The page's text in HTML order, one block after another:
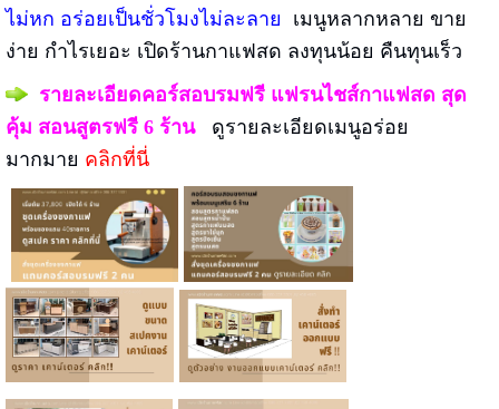
ไม่หก อร่อยเป็นชั่วโมงไม่ละลาย เมนูหลากหลาย ขาย
ง่าย กำไรเยอะ เปิดร้านกาแฟสด ลงทุนน้อย คืนทุนเร็ว
รายละเอียดคอร์สอบรมฟรี แฟรนไชส์กาแฟสด สุด
คุ้ม สอนสูตรฟรี 6 ร้าน
ดูรายละเอียดเมนูอร่อย
มากมาย คลิกที่นี่